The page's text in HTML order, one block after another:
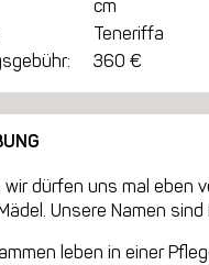
cm
Teneriffa
360 €
wir dürfen uns mal eben
Unsere Namen sind
leben in einer